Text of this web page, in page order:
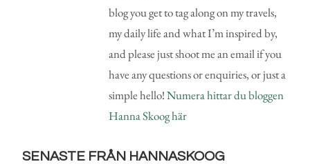
blog you get to tag along on my travels,
my daily life and what I’m inspired by,
and please just shoot me an email if you
have any questions or enquiries, or just a
simple hello!Numera hittar du bloggen
Hanna Skoog här
SENASTE FRÅN HANNASKOOG